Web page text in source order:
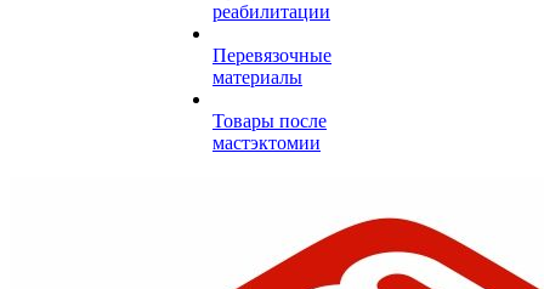
реабилитации
Перевязочные
материалы
Товары после
мастэктомии